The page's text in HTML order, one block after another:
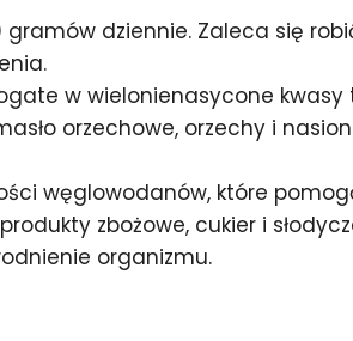
dziennie. Zaleca się
w wielonienasycone kwasy
orzechowe, orzechy i
węglowodanów, które
zbożowe, cukier i
organizmu.